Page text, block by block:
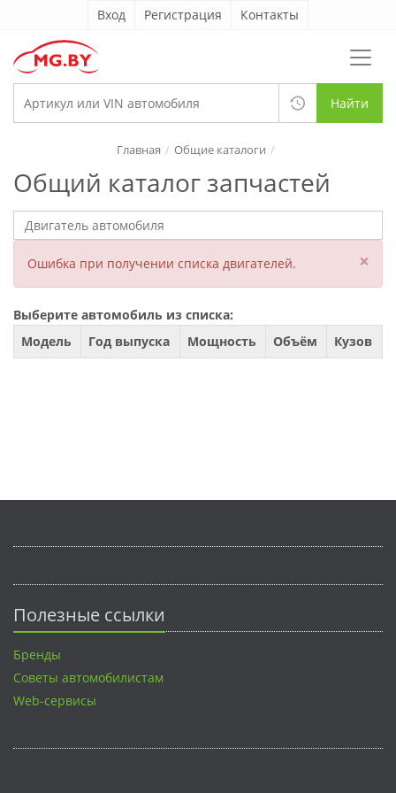
Вход Регистрация Контакты
Найти
Общий каталог запчастей
Главная Общие каталоги
Ошибка при получении списка двигателей. ×
Выберите автомобиль из списка:
Модель
Год выпуска Мощность Объём Кузов
Полезные ссылки
Бренды
Советы автомобилистам
Web-сервисы